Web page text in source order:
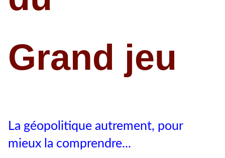
Grand jeu
La géopolitique autrement, pour
mieux la comprendre...